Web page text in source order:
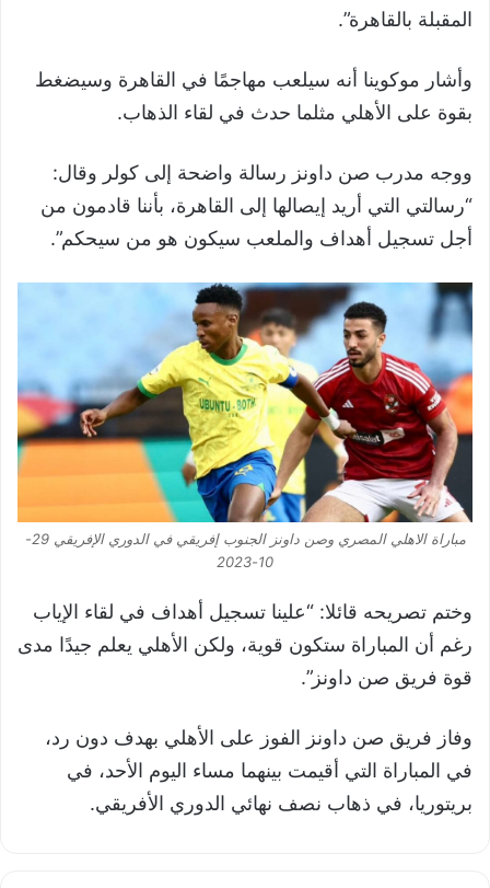
المقبلة بالقاهرة”.
وأشار موكوينا أنه سيلعب مهاجمًا في القاهرة وسيضغط
بقوة على الأهلي مثلما حدث في لقاء الذهاب.
ووجه مدرب صن داونز رسالة واضحة إلى كولر وقال:
“رسالتي التي أريد إيصالها إلى القاهرة، بأننا قادمون من
أجل تسجيل أهداف والملعب سيكون هو من سيحكم”.
مباراة الاهلي المصري وصن داونز الجنوب إفريقي في الدوري الإفريقي 29-
10-2023
وختم تصريحه قائلا: “علينا تسجيل أهداف في لقاء الإياب
رغم أن المباراة ستكون قوية، ولكن الأهلي يعلم جيدًا مدى
قوة فريق صن داونز”.
وفاز فريق صن داونز الفوز على الأهلي بهدف دون رد،
في المباراة التي أقيمت بينهما مساء اليوم الأحد، في
بريتوريا، في ذهاب نصف نهائي الدوري الأفريقي.